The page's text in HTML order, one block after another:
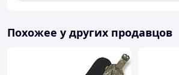
Похожее у других продавцов